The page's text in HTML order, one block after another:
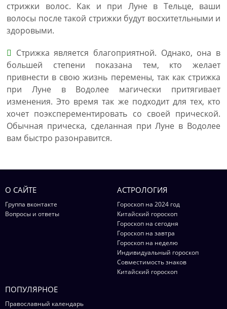
стрижки волос. Как и при Луне в Тельце, ваши
волосы после такой стрижки будут восхитетльными и
здоровыми.
Стрижка является благоприятной. Однако, она в
большей степени показана тем, кто желает
привнести в свою жизнь перемены, так как стрижка
при Луне в Водолее магически притягивает
изменения. Это время так же подходит для тех, кто
хочет поэксперементировать со своей прической.
Обычная прическа, сделанная при Луне в Водолее
вам быстро разонравится.
О САЙТЕ
Группа вконтакте
Вопросы и ответы
АСТРОЛОГИЯ
Гороскоп на 2024 год
Китайский гороскоп
Гороскоп на сегодня
Гороскоп на завтра
Гороскоп на неделю
Индивидуальный гороскоп
Совместимость знаков
Китайский гороскоп
ПОПУЛЯРНОЕ
Православный календарь